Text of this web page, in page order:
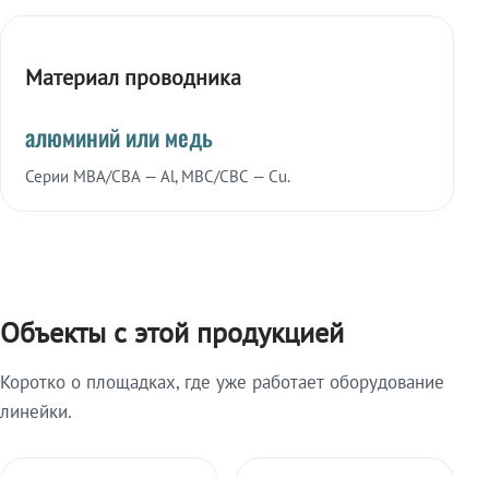
Материал проводника
алюминий или медь
Серии МВА/СВА — Al, МВС/СВС — Cu.
Объекты с этой продукцией
Коротко о площадках, где уже работает оборудование
линейки.